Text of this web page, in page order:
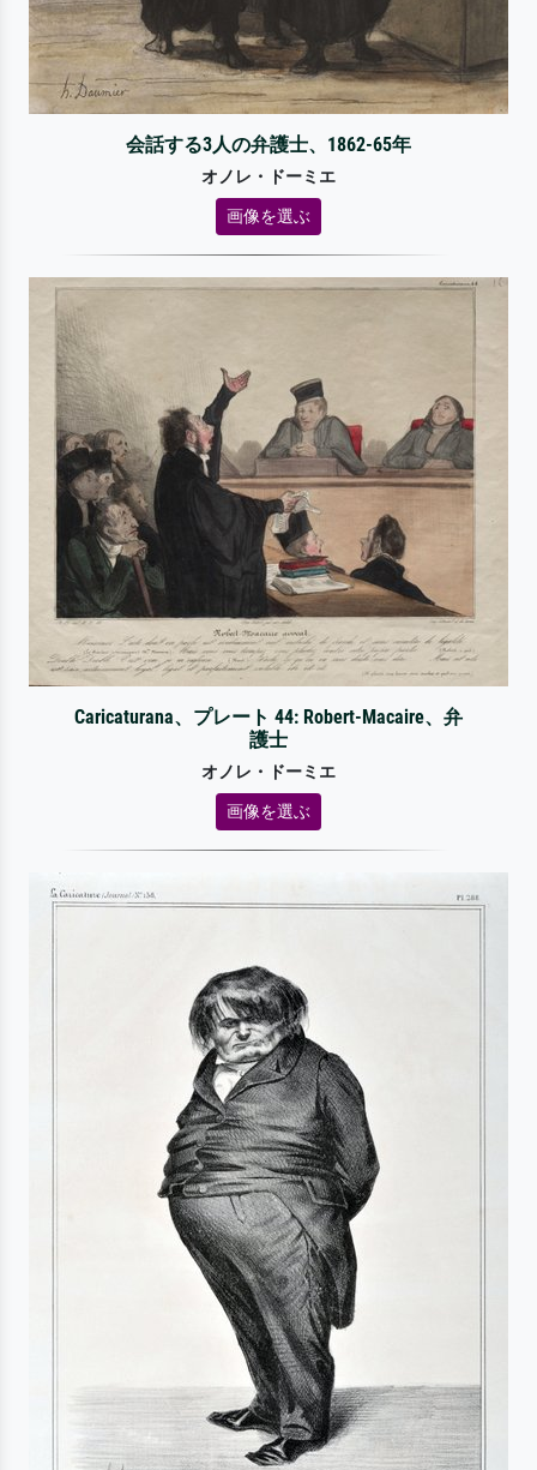
会話する3人の弁護士、1862-65年
オノレ・ドーミエ
画像を選ぶ
Caricaturana、プレート 44: Robert-Macaire、弁
護士
オノレ・ドーミエ
画像を選ぶ